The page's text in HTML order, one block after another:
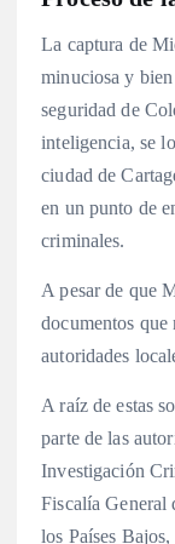
La captura de
minuciosa y
seguridad de
inteligencia, se
ciudad de
en un punto de
criminales.
A pesar de que
documentos que
autoridades
A raíz de estas
parte de las
Investigación
Fiscalía General
los Países